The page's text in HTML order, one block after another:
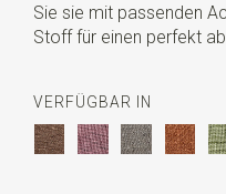
Sie sie mit passenden
Stoff für einen perfekt
VERFÜGBAR IN